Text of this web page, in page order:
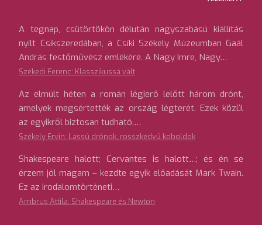
A tegnap, csütörtökön délután nagyszabású kiállítás
nyílt Csíkszeredában, a Csíki Székely Múzeumban Gaál
András festőművész emlékére. A Nagy Imre, Nagy…
Székedi Ferenc: Klasszikussá vált
Az elmúlt héten a román légierő lelőtt három drónt,
amelyek megsértették az ország légterét. Ezek közül
az egyikről biztosan tudható,…
Székely Ervin: Lassú drónok, rosszkedvű koboldok
Shakespeare halott; Cervantes is halott…; és én se
érzem jól magam – kezdte egyik előadását Mark Twain.
Ez az irodalomtörténeti…
Ambrus Attila: Shakespeare és Newton